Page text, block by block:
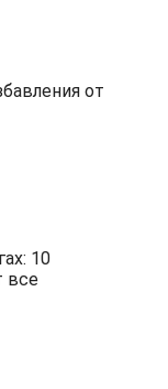
от
10
все